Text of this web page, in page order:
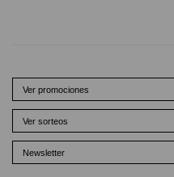
Ver promociones
Ver sorteos
Newsletter